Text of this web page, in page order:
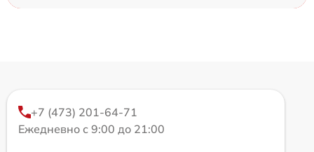
+7 (473) 201-64-71
Ежедневно с 9:00 до 21:00